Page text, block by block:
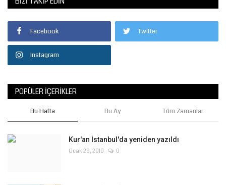
Facebook Twitter
Instagram
POPÜLER İÇERIKLER
Bu Hafta Bu Ay Tüm Zamanlar
Kur'an İstanbul'da yeniden yazıldı
Ocak 29, 2010 0